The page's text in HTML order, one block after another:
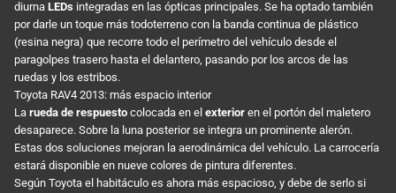
diurna LEDs integradas en las ópticas principales. Se ha optado también
por darle un toque más todoterreno con la banda continua de plástico
(resina negra) que recorre todo el perímetro del vehículo desde el
paragolpes trasero hasta el delantero, pasando por los arcos de las
ruedas y los estribos.
Toyota RAV4 2013: más espacio interior
La rueda de respuesto colocada en el exterior en el portón del maletero
desaparece. Sobre la luna posterior se integra un prominente alerón.
Estas dos soluciones mejoran la aerodinámica del vehículo. La carrocería
estará disponible en nueve colores de pintura diferentes.
Según Toyota el habitáculo es ahora más espacioso, y debe de serlo si